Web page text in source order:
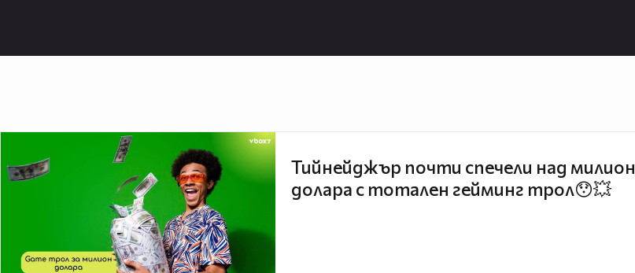
Тийнейджър почти спечели над милион
долара с тотален гейминг трол😯💥